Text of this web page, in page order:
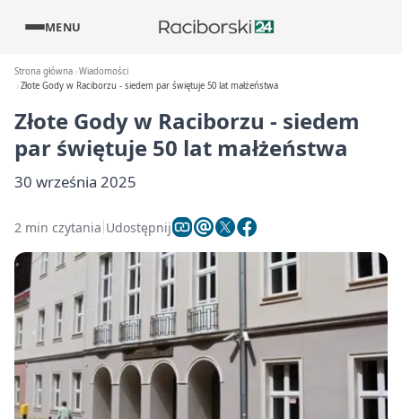
MENU
Strona główna Wiadomości
Złote Gody w Raciborzu - siedem par świętuje 50 lat małżeństwa
Złote Gody w Raciborzu - siedem
par świętuje 50 lat małżeństwa
30 września 2025
2 min czytania Udostępnij